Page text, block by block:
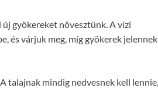
gyökereket növesztünk. A vízi
és várjuk meg, míg gyökerek jelennek
talajnak mindig nedvesnek kell lennie,